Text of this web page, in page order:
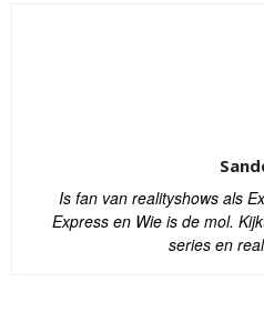
Is fan van realityshows als
Express en Wie is de mol.
series en